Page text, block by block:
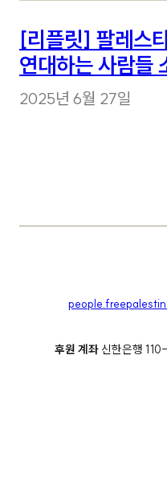
[리플릿] 팔레스
연대하는 사람들
2025년 6월 27일
후원 계좌 신한은행